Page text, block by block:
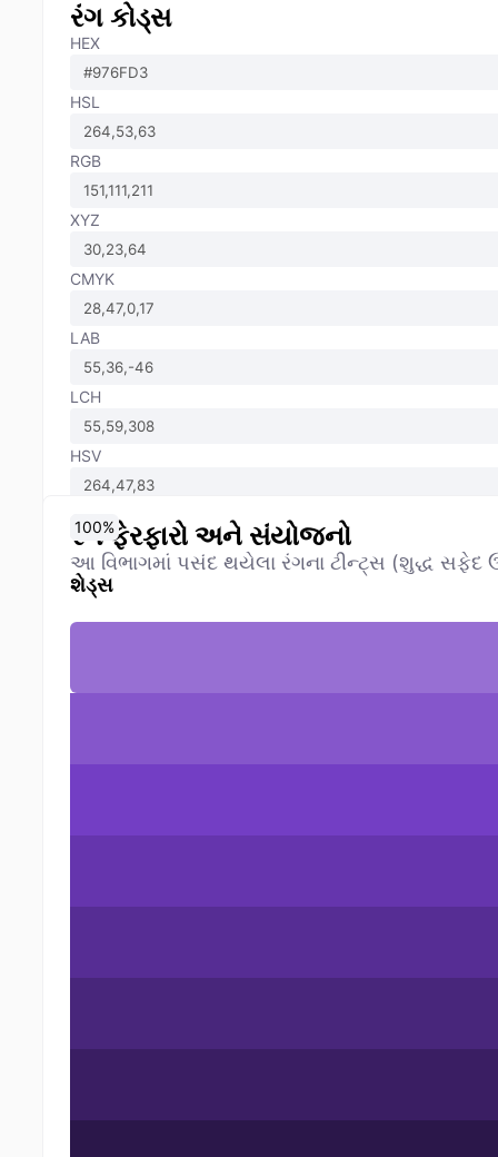
રંગ કોડ્સ
HEX
HSL
RGB
XYZ
CMYK
LAB
LCH
HSV
રંગ ફેરફારો અને સંયોજનો
આ વિભાગમાં પસંદ થયેલા રંગના ટીન્ટ્સ (શુદ્ધ સફેદ
શેડ્સ
0%
10%
20%
30%
40%
50%
60%
70%
80%
90%
100%